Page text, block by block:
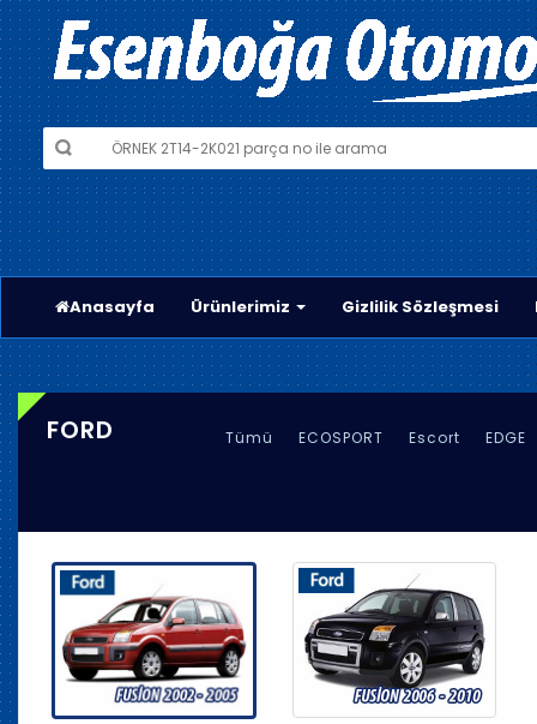
Anasayfa Ürünlerimiz Gizlilik Sözleşmesi
FORD Tümü ECOSPORT Escort EDGE